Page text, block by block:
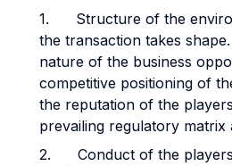
1. Structure of the
the transaction takes
nature of the business
competitive positioning of
the reputation of the
prevailing regulatory matrix
2. Conduct of the